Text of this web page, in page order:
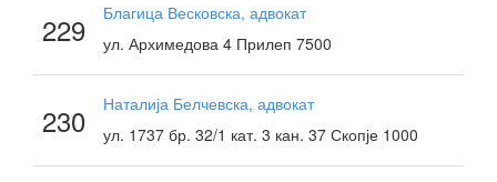
229
Благица Весковска, адвокат
ул. Архимедова 4 Прилеп 7500
230
Наталија Белчевска, адвокат
ул. 1737 бр. 32/1 кат. 3 кан. 37 Скопје 1000